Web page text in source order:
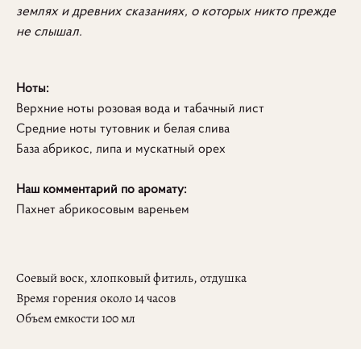
землях и древних сказаниях, о которых никто прежде
не слышал.
Ноты:
Верхние ноты розовая вода и табачный лист
Средние ноты тутовник и белая слива
База абрикос, липа и мускатный орех
Наш комментарий по аромату:
Пахнет абрикосовым вареньем
Соевый воск, хлопковый фитиль, отдушка
Время горения около 14 часов
Объем емкости 100 мл